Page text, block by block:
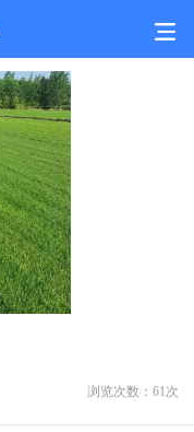
浏览次数： 61 次